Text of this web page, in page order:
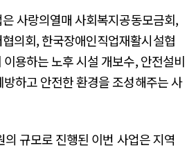
사랑의열매 사회복지공동모금회,
의회, 한국장애인직업재활시설협
용하는 노후 시설 개보수, 안전설비
하고 안전한 환경을 조성해주는 사
규모로 진행된 이번 사업은 지역